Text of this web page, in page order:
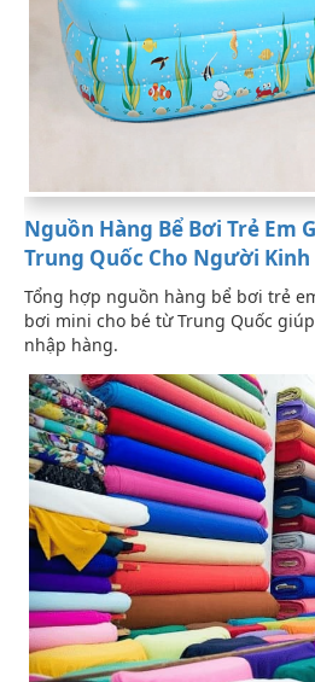
Nguồn Hàng Bể Bơi Trẻ Em
Trung Quốc Cho Người Kinh
Tổng hợp nguồn hàng bể bơi trẻ
bơi mini cho bé từ Trung Quốc
nhập hàng.